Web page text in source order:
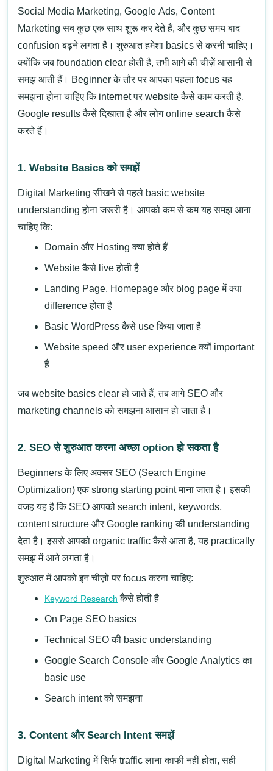
Social Media Marketing, Google Ads, Content
Marketing सब कुछ एक साथ शुरू कर देते हैं, और कुछ समय बाद
confusion बढ़ने लगता है।शुरुआत हमेशा basics से करनी चाहिए।
क्योंकि जब foundation clear होती है, तभी आगे की चीज़ें आसानी से
समझ आती हैं। Beginner के तौर पर आपका पहला focus यह
समझना होना चाहिए कि internet पर website कैसे काम करती है,
Google results कैसे दिखाता है और लोग online search कैसे
करते हैं।
1. Website Basics को समझें
Digital Marketing सीखने से पहले basic website
understanding होना जरूरी है। आपको कम से कम यह समझ आना
चाहिए कि:
Domain और Hosting क्या होते हैं
Website कैसे live होती है
Landing Page, Homepage और blog page में क्या
difference होता है
Basic WordPressकैसे use किया जाता है
Website speed और user experience क्यों important
हैं
जब website basics clear हो जाते हैं, तब आगे SEO और
marketing channels को समझना आसान हो जाता है।
2. SEO से शुरुआत करना अच्छा option हो सकता है
Beginners के लिए अक्सर SEO (Search Engine
Optimization)एक strong starting point माना जाता है। इसकी
वजह यह है कि SEO आपको search intent, keywords,
content structure और Google ranking की understanding
देता है। इससे आपको organic traffic कैसे आता है, यह practically
समझ में आने लगता है।
शुरुआत में आपको इन चीज़ों पर focus करना चाहिए:
Keyword Research कैसे होती है
On Page SEO basics
Technical SEOकी basic understanding
Google Search Console और Google Analyticsका
basic use
Search intent को समझना
3. Content और Search Intent समझें
Digital Marketing में सिर्फ traffic लाना काफी नहीं होता, सही